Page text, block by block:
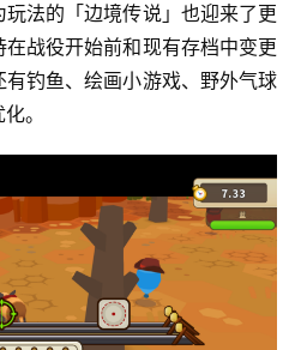
法的「边境传说」也迎来了更
战役开始前和现有存档中变更
钓鱼、绘画小游戏、野外气球
。